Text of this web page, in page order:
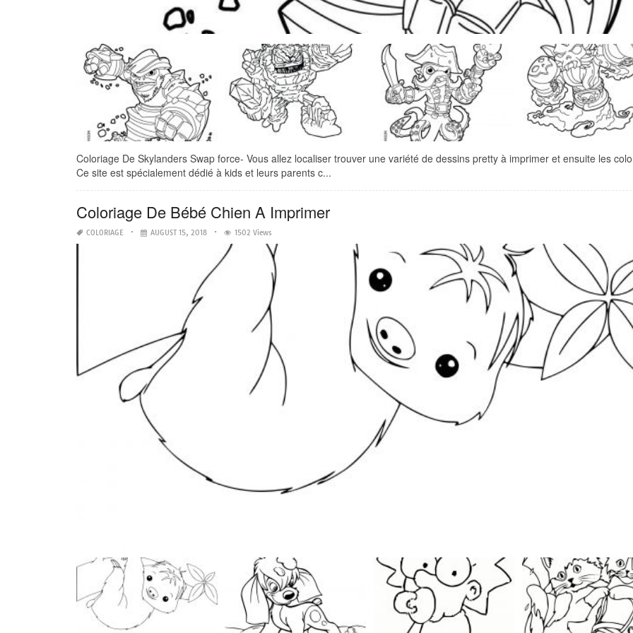
Coloriage De Skylanders Swap force- Vous allez localiser trouver une variété de dessins pretty à imprimer et ensuite les
Ce site est spécialement dédié à kids et leurs parents c...
Coloriage De Bébé Chien A Imprimer
COLORIAGE AUGUST 15, 2018 1502 Views